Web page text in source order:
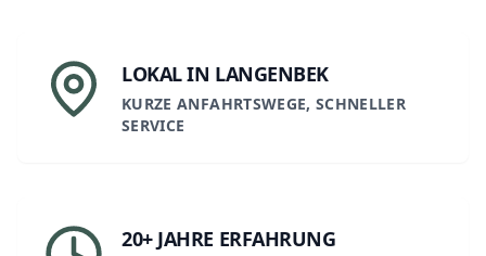
LOKAL IN LANGENBEK
KURZE ANFAHRTSWEGE, SCHNELLER
SERVICE
20+ JAHRE ERFAHRUNG